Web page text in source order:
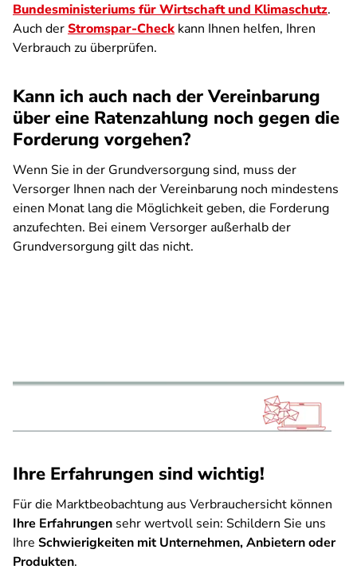
Bundesministeriums für Wirtschaft und Klimaschutz.
Auch derStromspar-Check kann Ihnen helfen, Ihren
Verbrauch zu überprüfen.
Kann ich auch nach der Vereinbarung
über eine Ratenzahlung noch gegen die
Forderung vorgehen?
Wenn Sie in der Grundversorgung sind, muss der
Versorger Ihnen nach der Vereinbarung noch mindestens
einen Monat lang die Möglichkeit geben, die Forderung
anzufechten. Bei einem Versorger außerhalb der
Grundversorgung gilt das nicht.
Ihre Erfahrungen sind wichtig!
Für die Marktbeobachtung aus Verbrauchersicht können
Ihre Erfahrungen sehr wertvoll sein: Schildern Sie uns
Ihre Schwierigkeiten mit Unternehmen, Anbietern oder
Produkten.